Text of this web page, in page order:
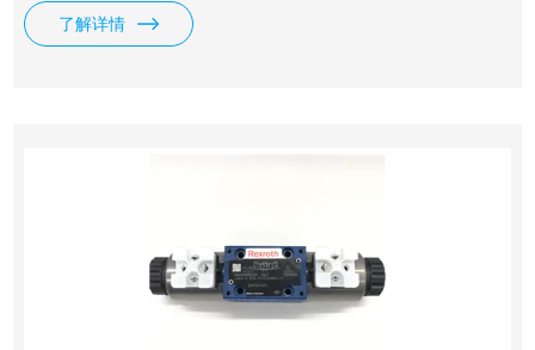
势。 价格优: 我们直接从工厂拿报价，避开许多中间环节，许
多工厂给我们提供固定折扣，确保我们给客户惠的价格。 渠
了解详情